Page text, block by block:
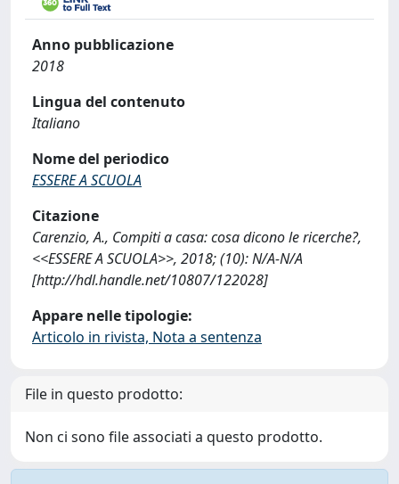
Anno pubblicazione
2018
Lingua del contenuto
Italiano
Nome del periodico
ESSERE A SCUOLA
Citazione
Carenzio, A., Compiti a casa: cosa dicono le ricerche?,
<<ESSERE A SCUOLA>>, 2018; (10): N/A-N/A
[http://hdl.handle.net/10807/122028]
Appare nelle tipologie:
Articolo in rivista, Nota a sentenza
File in questo prodotto:
Non ci sono file associati a questo prodotto.